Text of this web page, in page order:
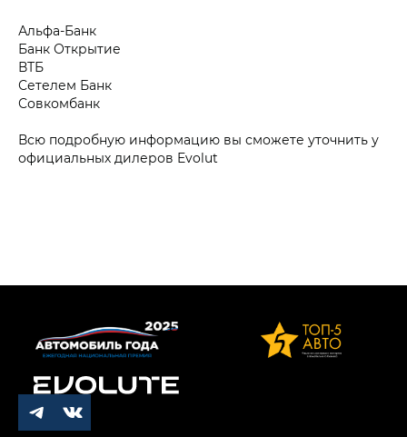
Альфа-Банк
Банк Открытие
ВТБ
Сетелем Банк
Совкомбанк
Всю подробную информацию вы сможете уточнить у
официальных дилеров Evolut